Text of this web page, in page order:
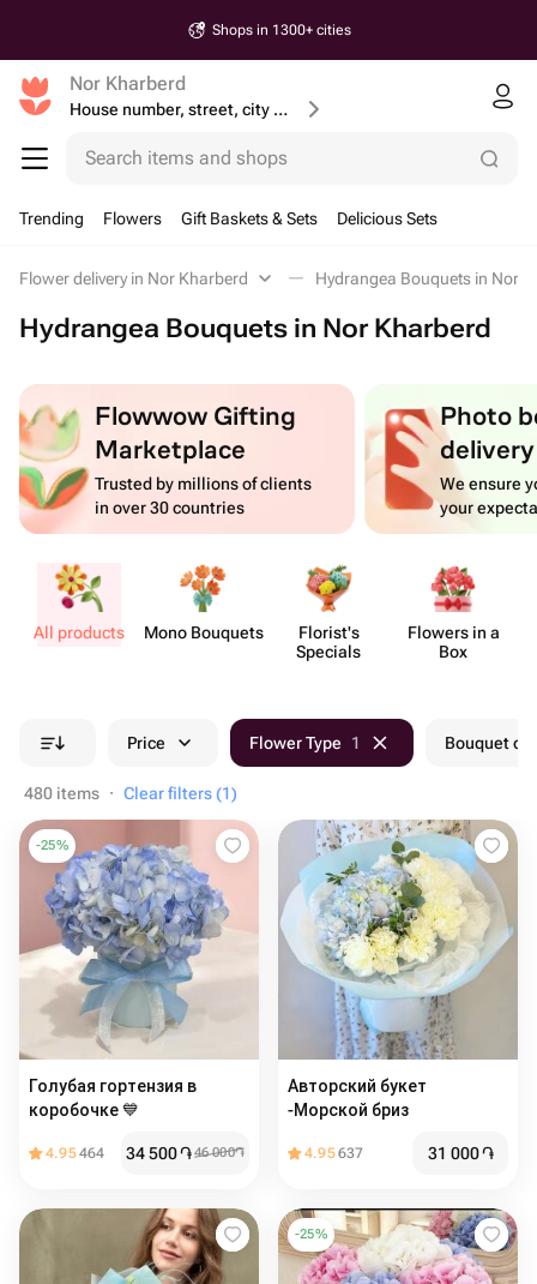
Shops in 1300+ cities
Nor Kharberd
House number, street, city or postcode
Search items and shops
Trending Flowers Gift Baskets & Sets Delicious Sets
Flower delivery in Nor Kharberd Hydrangea Bouquets in Nor
Hydrangea Bouquets in Nor Kharberd
Flowwow Gifting
Marketplace
Trusted by millions of clients
in over 30 countries
Photo
delivery
We ensure
your
All products Mono Bouquets
Florist's
Specials
Flowers in a
Box
Price Flower Type 1 Bouquet
480 items · Clear filters (1)
-25%
Голубая гортензия в
коробочке 💙
4.95464 34 500֏46 000֏
Авторский букет
-Морской бриз
4.95637 31 000֏
-25%